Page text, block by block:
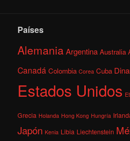
Países
AlemaniaArgentina Australia
Canadá Colombia Corea Cuba
Estados Unidos
Grecia Holanda Hong Kong Hungría
Japón Kenia Libia Liechtenstein